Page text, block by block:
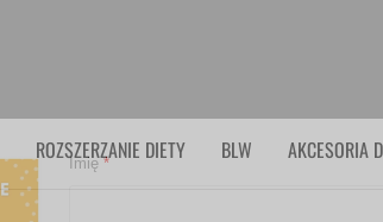
ROZSZERZANIE DIETY BLW
AKCESORIA
Imię*